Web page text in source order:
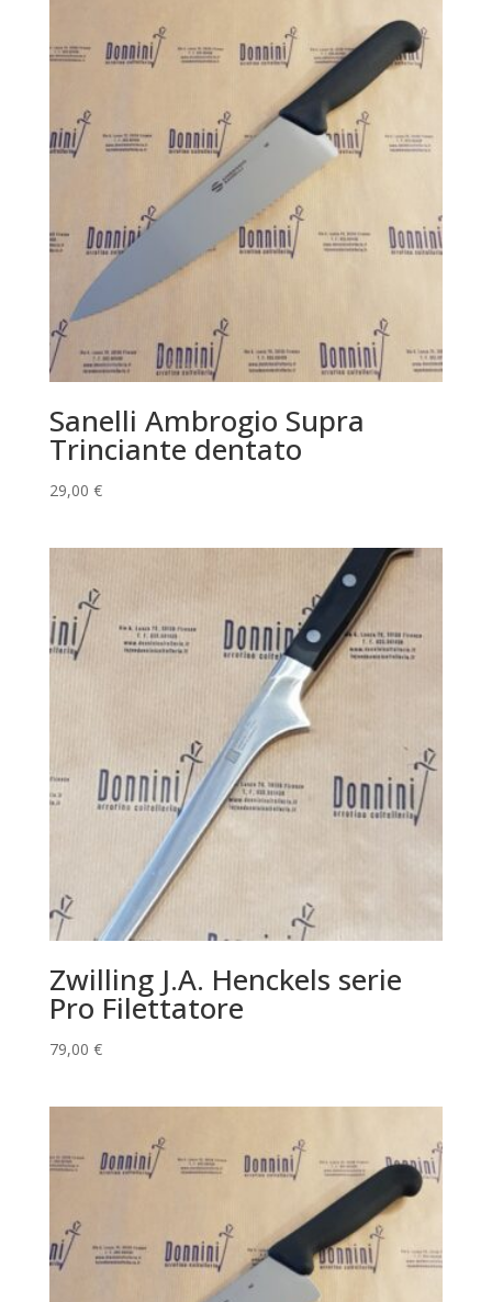
Sanelli Ambrogio Supra
Trinciante dentato
29,00 €
Zwilling J.A. Henckels serie
Pro Filettatore
79,00 €